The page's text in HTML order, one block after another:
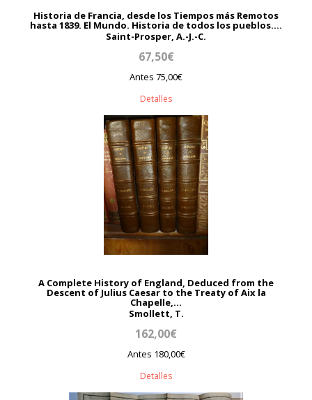
Historia de Francia, desde los Tiempos más Remotos
hasta 1839. El Mundo. Historia de todos los pueblos....
Saint-Prosper, A.-J.-C.
67,50€
Antes 75,00€
Detalles
A Complete History of England, Deduced from the
Descent of Julius Caesar to the Treaty of Aix la
Chapelle,...
Smollett, T.
162,00€
Antes 180,00€
Detalles